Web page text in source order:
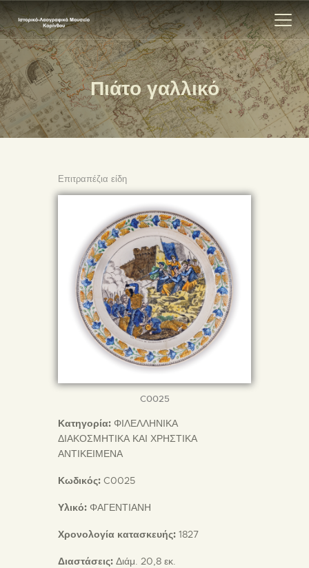
Πιάτο γαλλικό
ΑΡΧΙΚΗ
ΕΚΘΕΣΗ
ΣΧΕΤΙΚΑ
Επιτραπέζια είδη
C0025
Κατηγορία: ΦΙΛΕΛΛΗΝΙΚΑ
ΔΙΑΚΟΣΜΗΤΙΚΑ ΚΑΙ ΧΡΗΣΤΙΚΑ
ΑΝΤΙΚΕΙΜΕΝΑ
Κωδικός: C0025
Υλικό: ΦΑΓΕΝΤΙΑΝΗ
Χρονολογία κατασκευής: 1827
Διαστάσεις: Διάμ. 20,8 εκ.